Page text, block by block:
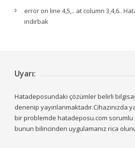
error on line 4,5,.. at column 3,4,6..
indirbak
Uyarı:
Hatadeposundaki çözümler belirli
denenip yayınlanmaktadır.Cihazınızda
bir problemde hatadeposu.com sorumlu
bunun bilincinden uygulamanız rica